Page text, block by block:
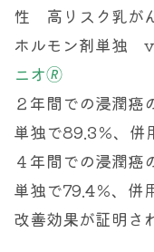
性 高リスク乳が
ホルモン剤単独
ニオ🄬
２年間での浸潤
単独で89.3％、併
４年間での浸潤
単独で79.4％、併
改善効果が証明さ